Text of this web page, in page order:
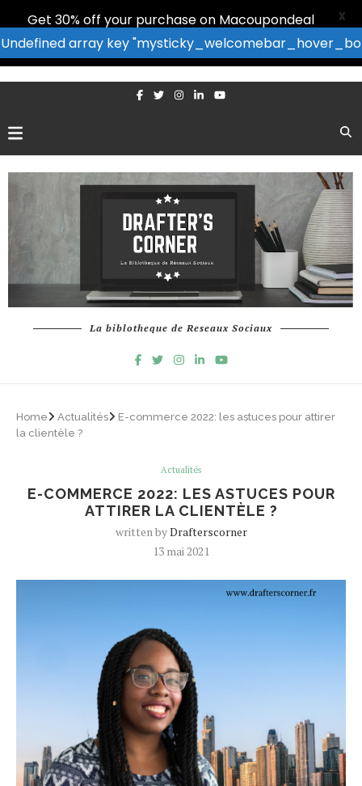
La biblotheque de Reseaux Sociaux
Home Actualités
E-commerce 2022: les astuces pour attirer
la clientèle ?
Actualités
E-COMMERCE 2022: LES ASTUCES POUR
ATTIRER LA CLIENTÈLE ?
written byDrafterscorner
13 mai 2021
Get 30% off your purchase on Macoupondeal
Undefined array key
X